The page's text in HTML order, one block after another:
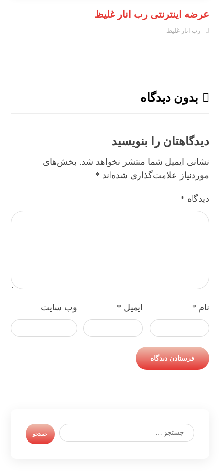
عرضه اینترنتی رب انار غلیظ
رب انار غلیظ
بدون دیدگاه
دیدگاهتان را بنویسید
نشانی ایمیل شما منتشر نخواهد شد. بخش‌های
موردنیاز علامت‌گذاری شده‌اند *
دیدگاه *
نام * ایمیل * وب‌ سایت